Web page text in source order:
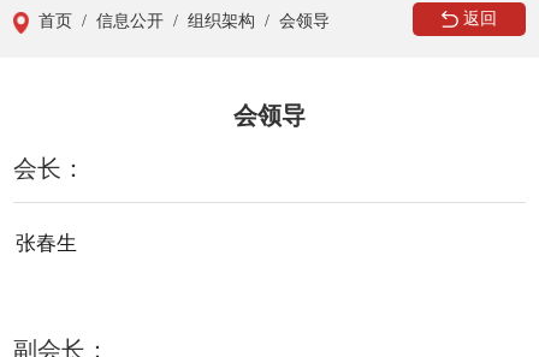
首页 / 信息公开 / 组织架构 / 会领导 返回
会领导
会长：
张春生
副会长：